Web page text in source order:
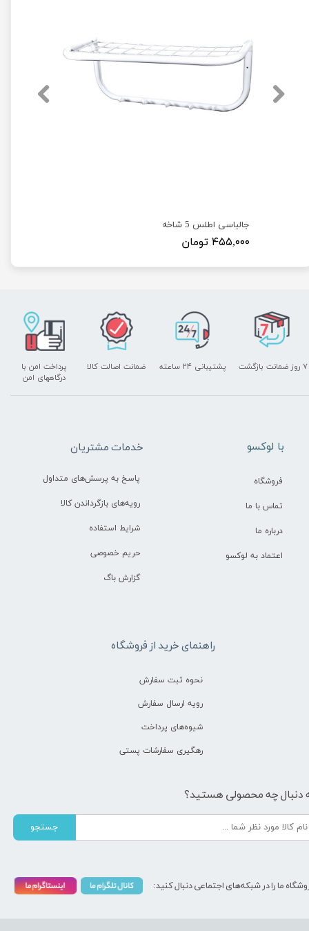
جالباسی اطلس 5 شاخه
۴۵۵,۰۰۰ تومان
پشتیبانی ۲۴ ساعته
پرداخت امن با
درگاههای امن
۷ روز ضمانت بازگشت ضمانت اصالت کالا
راهنمای خرید از فروشگاه
نحوه ثبت سفارش
رویه ارسال سفارش
شیوه‌های پرداخت
رهگیری سفارشات پستی
خدمات مشتریان
پاسخ به پرسش‌های متداول
رویه‌های بازگرداندن کالا
شرایط استفاده
حریم خصوصی
گزارش باگ
​با لوکسو
فروشگاه
تماس با ما
درباره ما
اعتماد به لوکسو
دنبال چه محصولی هستید؟
جستجو
ما را در شبکه‌های اجتماعی دنبال کنید: